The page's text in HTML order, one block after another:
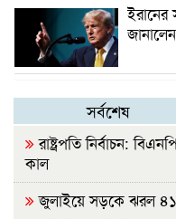
ইরানের
সর্বশেষ
রাষ্ট্রপতি নির্বাচন:
কাল
জুলাইয়ে সড়কে ঝরল